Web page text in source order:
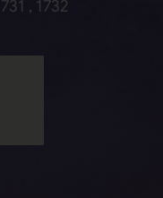
, 1732